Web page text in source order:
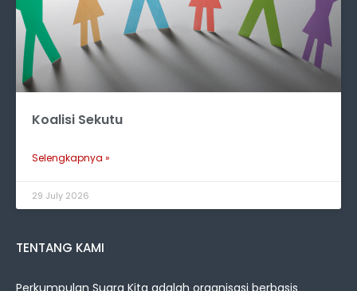
Koalisi Sekutu
Selengkapnya »
29 July 2026
TENTANG KAMI
Perkumpulan Suara Kita adalah organisasi berbasis